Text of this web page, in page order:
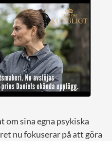
om sina egna psykiska
nu fokuserar på att göra